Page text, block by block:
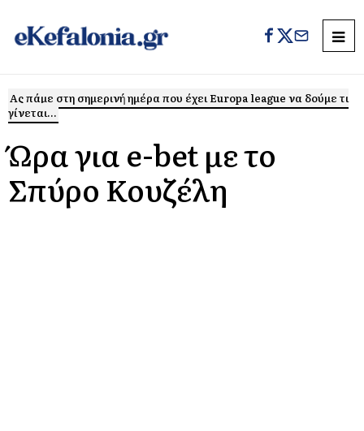
Ας πάμε στη σημερινή ημέρα που έχει Europa league να δούμε τι
γίνεται...
Ώρα για e-bet με το
Σπύρο Κουζέλη